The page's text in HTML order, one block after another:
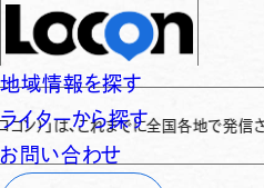
地域情報を探す
ライターから探す
お問い合わせ
までに全国各地で発信されてきた地域